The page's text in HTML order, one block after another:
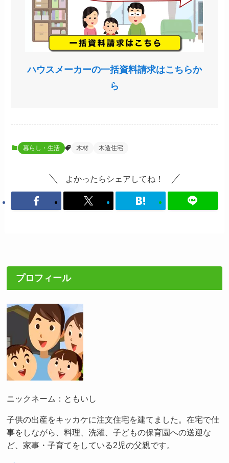
ハウスメーカーの一括資料請求はこちらか
ら
暮らし・生活 木材 木造住宅
よかったらシェアしてね！
プロフィール
ニックネーム：ともいし
子供の出産をキッカケに注文住宅を建てました。在宅で仕
事をしながら、料理、洗濯、子どもの保育園への送迎な
ど、家事・子育てをしている2児の父親です。